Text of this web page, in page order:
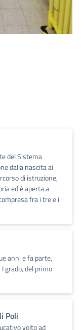
del Sistema
dalla nascita ai
di istruzione,
ed è aperta a
fra i tre e i
anni e fa parte,
grado, del primo
Poli
volto ad